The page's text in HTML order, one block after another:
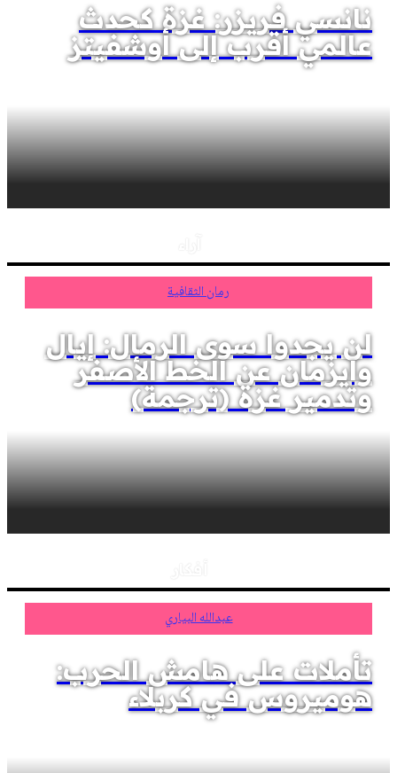
نانسي فريزر: غزة كحدث
عالمي أقرب إلى أوشفيتز
رمان الثقافية
لن يجدوا سوى الرمال: إيال
وايزمان عن الخط الأصفر
وتدمير غزة (ترجمة)
عبدالله البياري
تأملات على هامش الحرب:
هوميروس في كربلاء